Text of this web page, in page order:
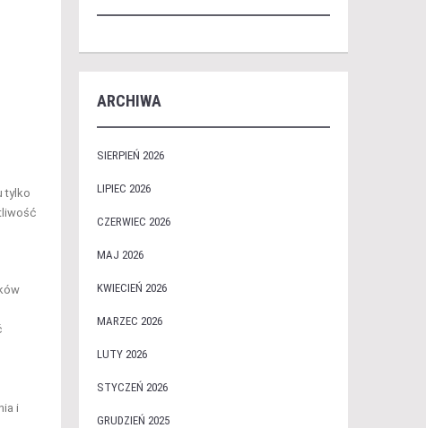
tylko
i
ARCHIWA
SIERPIEŃ 2026
LIPIEC 2026
CZERWIEC 2026
MAJ 2026
KWIECIEŃ 2026
MARZEC 2026
LUTY 2026
STYCZEŃ 2026
GRUDZIEŃ 2025